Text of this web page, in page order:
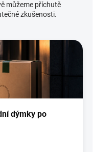
můžeme příchutě
zkušenosti.
dýmky po